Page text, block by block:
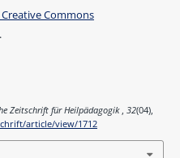
Creative Commons
Zeitschrift für Heilpädagogik , 32(04),
article/view/1712